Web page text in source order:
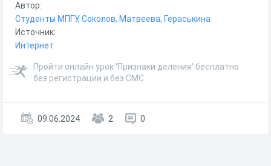
Автор:
Студенты МПГУ, Соколов, Матвеева, Гераськина
Источник:
Интернет
Пройти онлайн урок 'Признаки деления' бесплатно
без регистрации и без СМС
09.06.2024 2 0